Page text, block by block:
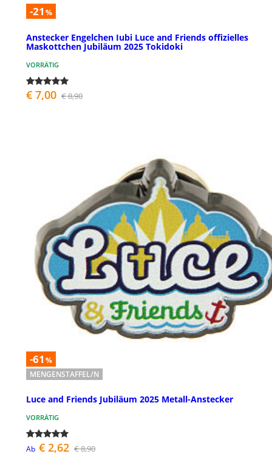
-21 %
Anstecker Engelchen Iubi Luce and Friends offizielles
Maskottchen Jubiläum 2025 Tokidoki
VORRÄTIG
€ 7,00 € 8,90
-61 %
MENGENSTAFFEL/N
Luce and Friends Jubiläum 2025 Metall-Anstecker
VORRÄTIG
Ab € 2,62 € 8,90